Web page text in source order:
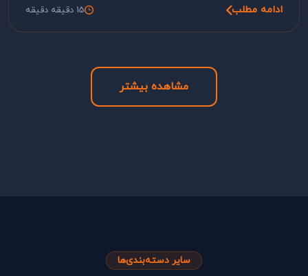
ادامه مطلب 15 دقیقه دقیقه
مشاهده بیشتر
سایر دسته‌بندی‌ها